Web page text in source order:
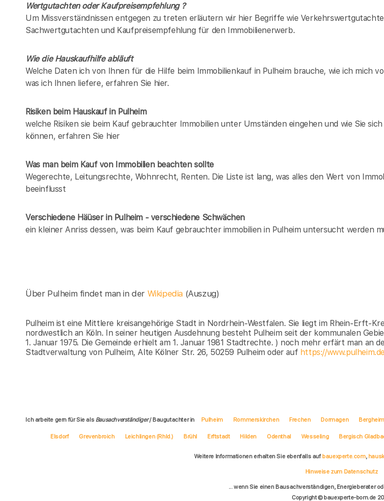
Wertgutachten oder Kaufpreisempfehlung ?
Um Missverständnissen entgegen zu treten erläutern wir hier Begriffe wie
Sachwertgutachten und Kaufpreisempfehlung für den Immobilienerwerb.
Wie die Hauskaufhilfe abläuft
Welche Daten ich von Ihnen für die Hilfe beim Immobilienkauf in Pulheim brauche, wie ich mich
was ich Ihnen liefere, erfahren Sie hier.
Risiken beim Hauskaufin Pulheim
welche Risiken sie beim Kauf gebrauchter Immobilien unter Umständen eingehen und wie Sie
können, erfahren Sie hier
Was man beim Kauf von Immobilien beachten sollte
Wegerechte, Leitungsrechte, Wohnrecht, Renten. Die Liste ist lang, was alles den Wert von
beeinflusst
Verschiedene Häüser in Pulheim - verschiedene Schwächen
ein kleiner Anriss dessen, was beim Kauf gebrauchter immobilien in Pulheim untersucht werden
Über Pulheim findet man in der Wikipedia (Auszug)
Pulheim ist eine Mittlere kreisangehörige Stadt in Nordrhein-Westfalen. Sie liegt im Rhein-Erft-
nordwestlich an Köln. In seiner heutigen Ausdehnung besteht Pulheim seit der kommunalen
1. Januar 1975. Die Gemeinde erhielt am 1. Januar 1981 Stadtrechte. ) noch mehr erfärt man an
Stadtverwaltung von Pulheim, Alte Kölner Str. 26, 50259 Pulheim oder auf https://
Ich arbeite gern für Sie als Bausachverständiger/ Baugutachter in Pulheim Rommerskirchen Frechen Dormagen Bergheim
Elsdorf Grevenbroich Leichlingen (Rhld.) Brühl Erftstadt Hilden Odenthal Wesseling Bergisch
Weitere Informationen erhalten Sie ebenfalls auf bauexperte.com,
Hinweise zum Datenschutz
... wenn Sie einen Bausachverständigen, Energieberater
Copyright © bauexperte-born.de